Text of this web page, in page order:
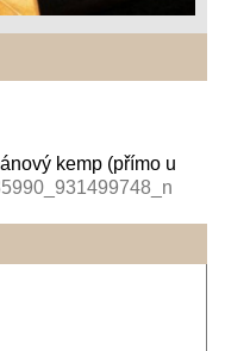
kemp (přímo u